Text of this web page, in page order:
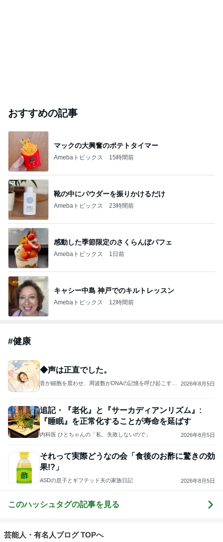
おすすめの記事
マックの大興奮のポテトタイマー
Amebaトピックス 15時間前
靴の中にパウダーを振りかけるだけ
Amebaトピックス 23時間前
感動した季節限定のさくらんぼパフェ
Amebaトピックス 1日前
キャシー中島 神戸でのキルトレッスン
Amebaトピックス 12時間前
#健康
◆声は正直でした。
音が細胞を震わせ、周波数がDNAの記憶を呼び起こす──
2026年8月5日
追記・『老化』と『サーカディアンリズム』:
『睡眠』を正常化することが寿命を延ばす
内科医 ひとちゃんの「私、失敗しないので」 2026年8月5日
それって実際どうなの会「食後のお酢に驚きの効
果!?」
ASDの息子とギフテッド夫の家族日記 2026年8月5日
このハッシュタグの記事を見る
芸能人・有名人ブログ TOPへ